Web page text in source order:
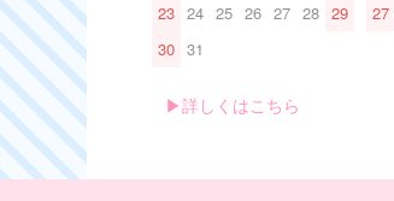
23 24 25 26 27 28 29
30 31
27
▶︎詳しくはこちら